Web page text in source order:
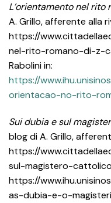
L’orientamento nel rito
A. Grillo, afferente alla
https://
nel-rito-romano-di-z-
Rabolini in:
https://
orientacao-no-rito-
Sui dubia e sul
blog di A. Grillo,
https://
sul-magistero-
https://
as-dubia-e-o-